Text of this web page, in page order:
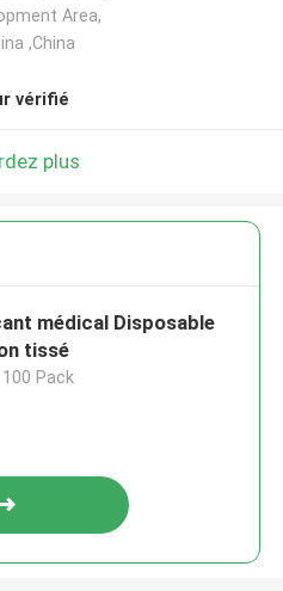
Area,
,China
vérifié
plus
médical Disposable
tissé
100 Pack